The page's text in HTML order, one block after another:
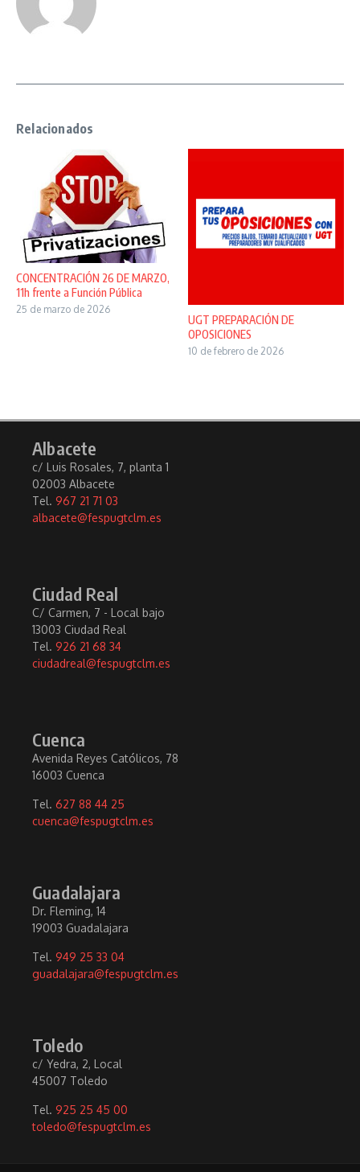
Relacionados
CONCENTRACIÓN 26 DE MARZO,
11h frente a Función Pública
25 de marzo de 2026
UGT PREPARACIÓN DE
OPOSICIONES
10 de febrero de 2026
Albacete
c/ Luis Rosales, 7, planta 1
02003 Albacete
Tel. 967 21 71 03
albacete@fespugtclm.es
Ciudad Real
C/ Carmen, 7 - Local bajo
13003 Ciudad Real
Tel. 926 21 68 34
ciudadreal@fespugtclm.es
Cuenca
Avenida Reyes Católicos, 78
16003 Cuenca
Tel. 627 88 44 25
cuenca@fespugtclm.es
Guadalajara
Dr. Fleming, 14
19003 Guadalajara
Tel. 949 25 33 04
guadalajara@fespugtclm.es
Toledo
c/ Yedra, 2, Local
45007 Toledo
Tel. 925 25 45 00
toledo@fespugtclm.es